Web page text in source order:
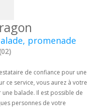
promenade
de confiance pour une
ce service, vous aurez à votre
balade. Il est possible de
personnes de votre